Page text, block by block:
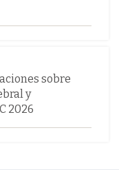
sobre
y
2026